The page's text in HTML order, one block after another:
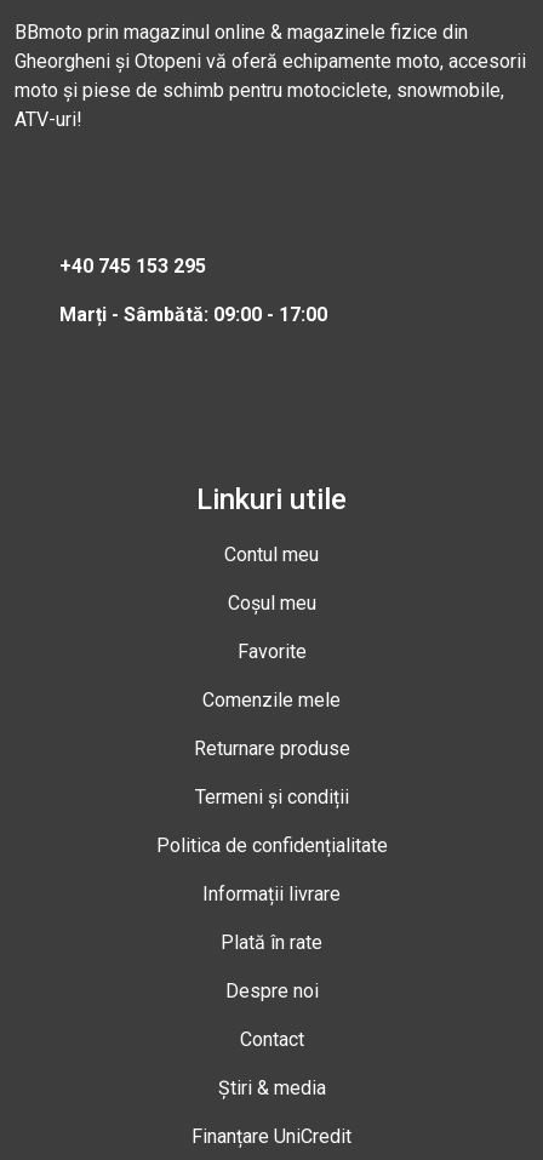
BBmoto prin magazinul online & magazinele fizice din
Gheorgheni și Otopeni vă oferă echipamente moto, accesorii
moto și piese de schimb pentru motociclete, snowmobile,
ATV-uri!
+40 745 153 295
Marți - Sâmbătă: 09:00 - 17:00
Linkuri utile
Contul meu
Coșul meu
Favorite
Comenzile mele
Returnare produse
Termeni și condiții
Politica de confidențialitate
Informații livrare
Plată în rate
Despre noi
Contact
Știri & media
Finanțare UniCredit